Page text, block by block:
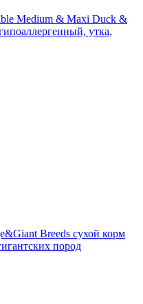
Medium & Maxi Duck &
утка,
Breeds сухой корм
пород